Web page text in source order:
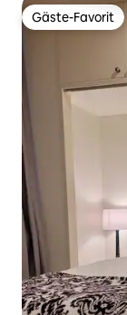
Gäste-Favorit
Gäste-Favorit